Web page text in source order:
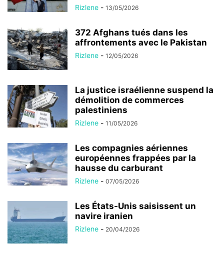
Rizlene - 13/05/2026
372 Afghans tués dans les
affrontements avec le Pakistan
Rizlene - 12/05/2026
La justice israélienne suspend la
démolition de commerces
palestiniens
Rizlene - 11/05/2026
Les compagnies aériennes
européennes frappées par la
hausse du carburant
Rizlene - 07/05/2026
Les États-Unis saisissent un
navire iranien
Rizlene - 20/04/2026